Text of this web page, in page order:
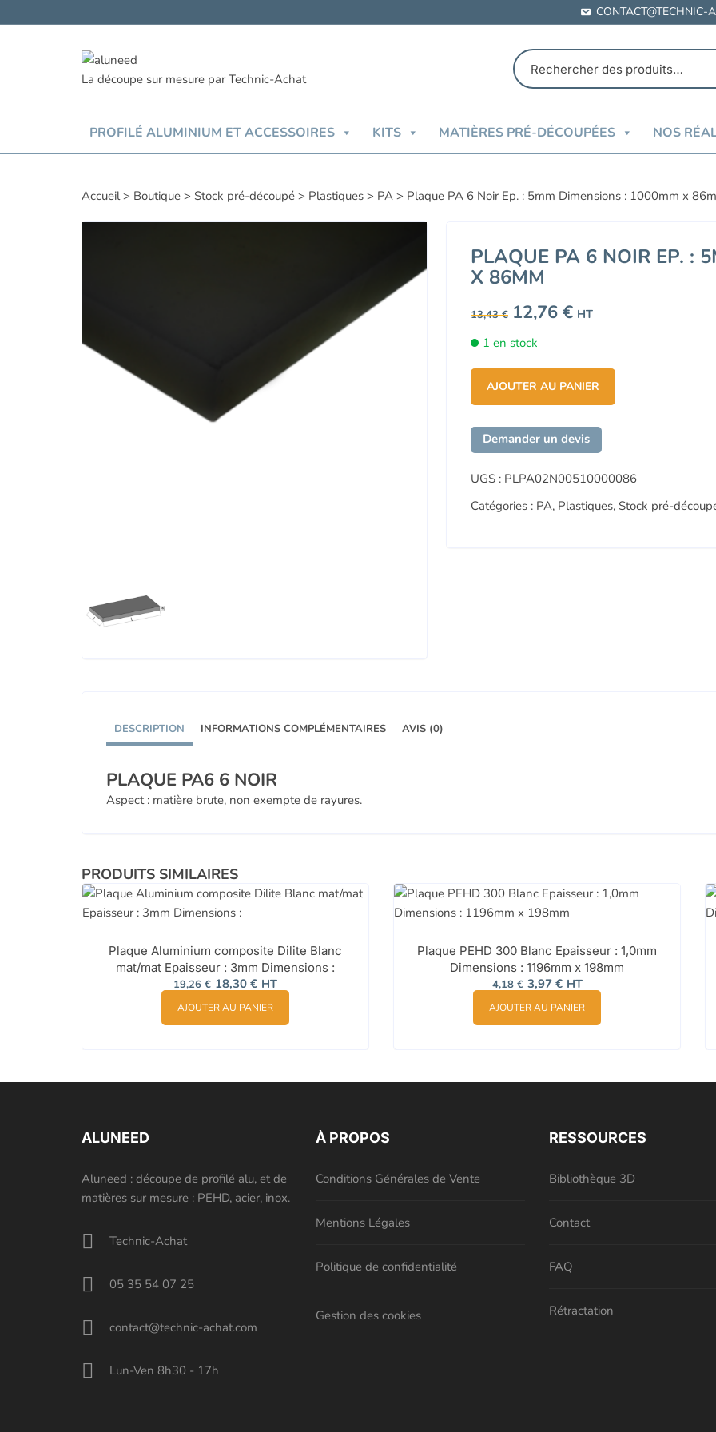
au
CONTACT@TECHNIC-
PROFILÉ ALUMINIUM ET ACCESSOIRES KITS MATIÈRES PRÉ-DÉCOUPÉES NOS
Accueil> Boutique > Stock pré-découpé > Plastiques > PA > Plaque PA 6 Noir Ep. : 5mm Dimensions : 1000mm x
PLAQUE PA 6 NOIR EP. :
X 86MM
13,43€ Le
prix
était :
12,76 €Le
prix
HT
1 en stock
AJOUTER AU PANIER
Demander un devis
UGS : PLPA02N00510000086
Catégories : PA, Plastiques, Stock pré-
DESCRIPTION INFORMATIONS COMPLÉMENTAIRES AVIS (0)
PLAQUE PA6 6 NOIR
Aspect : matière brute, non exempte de rayures.
PRODUITS SIMILAIRES
Plaque Aluminium composite Dilite Blanc
mat/mat Epaisseur : 3mm Dimensions :
19,26€ Le
prix
initial
était :
19,26 €.
18,30 €Le
prix
actuel
est :
18,30 €.
HT
AJOUTER AU PANIER
Plaque PEHD 300 Blanc Epaisseur : 1,0mm
Dimensions : 1196mm x 198mm
4,18€ Le
prix
initial
était :
4,18 €.
3,97 €Le
prix
actuel
est :
3,97 €.
HT
AJOUTER AU PANIER
ALUNEED
Aluneed : découpe de profilé alu, et de
matières sur mesure : PEHD, acier, inox.
Technic-Achat
05 35 54 07 25
contact@technic-achat.com
Lun-Ven 8h30 - 17h
À PROPOS
Conditions Générales de Vente
Mentions Légales
Politique de confidentialité
Gestion des cookies
RESSOURCES
Bibliothèque 3D
Contact
FAQ
Rétractation